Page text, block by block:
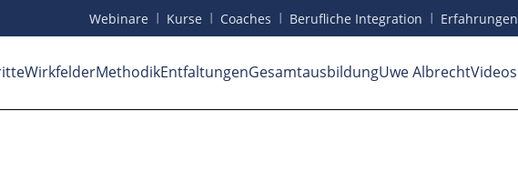
Webinare I Kurse I Coaches I Berufliche Integration I Erfahrungen
WirkfelderMethodikEntfaltungenGesamtausbildungUwe AlbrechtVideos